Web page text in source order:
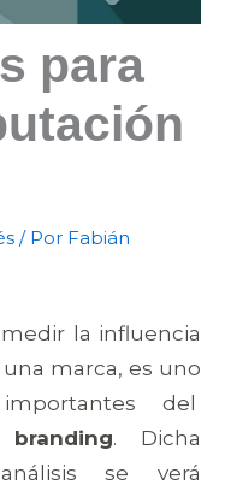
para
/ Por Fabián
la influencia
marca, es uno
del
branding. Dicha
se verá